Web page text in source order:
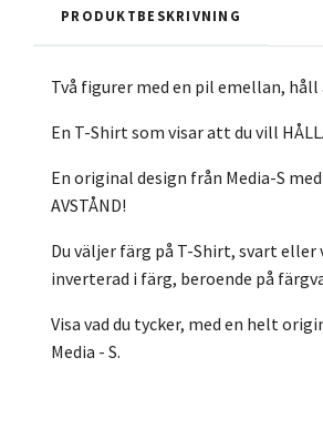
PRODUKTBESKRIVNING
Två figurer med en pil emellan, håll
En T-Shirt som visar att du vill
En original design från Media-S
AVSTÅND!
Du väljer färg på T-Shirt, svart
inverterad i färg, beroende på
Visa vad du tycker, med en helt
Media - S.